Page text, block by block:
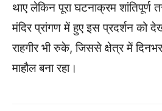
थाए लेकिन पूरा घटनाक्रम
मंदिर प्रांगण में हुए इस प्रदर्शन को
राहगीर भी रुके, जिससे क्षेत्र में
माहौल बना रहा।